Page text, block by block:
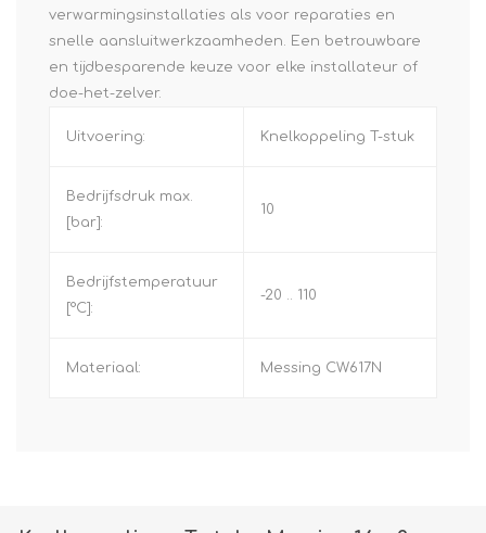
verwarmingsinstallaties als voor reparaties en
snelle aansluitwerkzaamheden. Een betrouwbare
en tijdbesparende keuze voor elke installateur of
doe-het-zelver.
Uitvoering: Knelkoppeling T-stuk
Bedrijfsdruk max.
[bar]:
10
Bedrijfstemperatuur
[°C]:
-20 .. 110
Materiaal: Messing CW617N